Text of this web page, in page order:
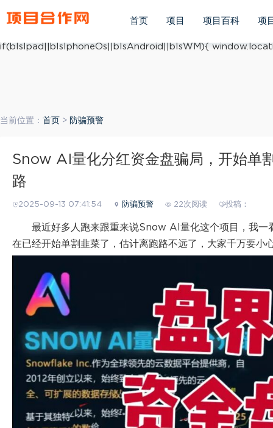
ua.match(/iphone os/i) == "iphone os"; var bIsAndroid =
if(bIsIpad||bIsIphoneOs||bIsAndroid||bIsWM){
首页 项目 项目百科 项
当前位置： 首页 > 防骗预警
Snow AI量化分红资金盘骗局，开始单
路
2025-09-13 07:41:54 防骗预警 22次阅读 投稿：
最近好多人跑来跟重来说Snow AI量化这个项目，我一
在已经开始单割韭菜了，估计离跑路不远了，大家千万要小